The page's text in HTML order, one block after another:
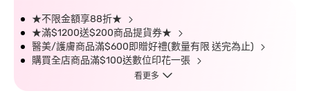
★不限金額享88折★
★滿$1200送$200商品提貨券★
醫美/護膚商品滿$600即贈好禮(數量有限 送完為止)
購買全店商品滿$100送數位印花一張
看更多